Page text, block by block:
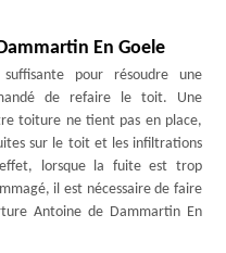
En Goele
pour résoudre une
de refaire le toit. Une
toiture ne tient pas en place,
sur le toit et les infiltrations
lorsque la fuite est trop
il est nécessaire de faire
Antoine de Dammartin En